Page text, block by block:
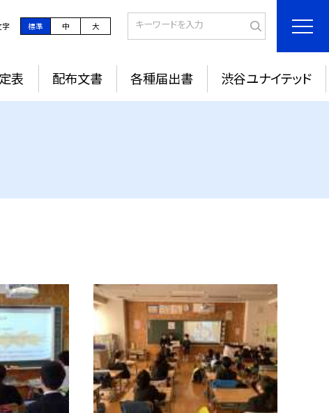
字 標準 中 大
表 配布文書 各種届出書 渋谷ユナイテッド